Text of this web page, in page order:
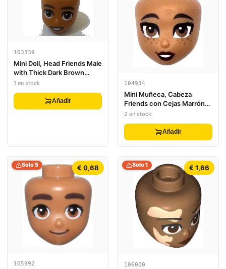
103339
Mini Doll, Head Friends Male
with Thick Dark Brown
Eyebrows, Reddish Brown
White Teeth Pattern
1 en stock
Añadir
104934
Mini Muñeca, Cabeza
Friends con Cejas Marrón
Oscuro, Ojos Marrón Medio
Oscuro, Patrón de Sonrisa
Abierta con Dientes
2 en stock
Añadir
€ 0,68
Solo 5
105992
€ 1,66
Solo 1
106000